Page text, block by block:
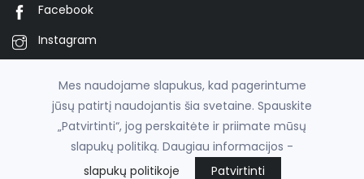
Facebook
Instagram
© 2026Pamika
el. parduotuvių nuomafronto.lt
Mes naudojame slapukus, kad pagerintume
jūsų patirtį naudojantis šia svetaine. Spauskite
„Patvirtinti“, jog perskaitėte ir priimate mūsų
slapukų politiką. Daugiau informacijos -
slapukų politikoje
Patvirtinti